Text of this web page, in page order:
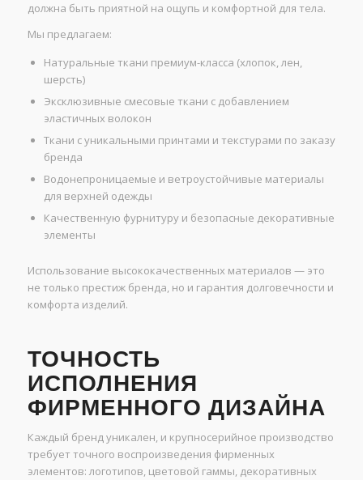
должна быть приятной на ощупь и комфортной для тела.
Мы предлагаем:
Натуральные ткани премиум-класса (хлопок, лен,
шерсть)
Эксклюзивные смесовые ткани с добавлением
эластичных волокон
Ткани с уникальными принтами и текстурами по заказу
бренда
Водонепроницаемые и ветроустойчивые материалы
для верхней одежды
Качественную фурнитуру и безопасные декоративные
элементы
Использование высококачественных материалов — это
не только престиж бренда, но и гарантия долговечности и
комфорта изделий.
ТОЧНОСТЬ
ИСПОЛНЕНИЯ
ФИРМЕННОГО ДИЗАЙНА
Каждый бренд уникален, и крупносерийное производство
требует точного воспроизведения фирменных
элементов: логотипов, цветовой гаммы, декоративных